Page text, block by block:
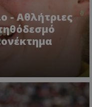
- Aθλήτριες